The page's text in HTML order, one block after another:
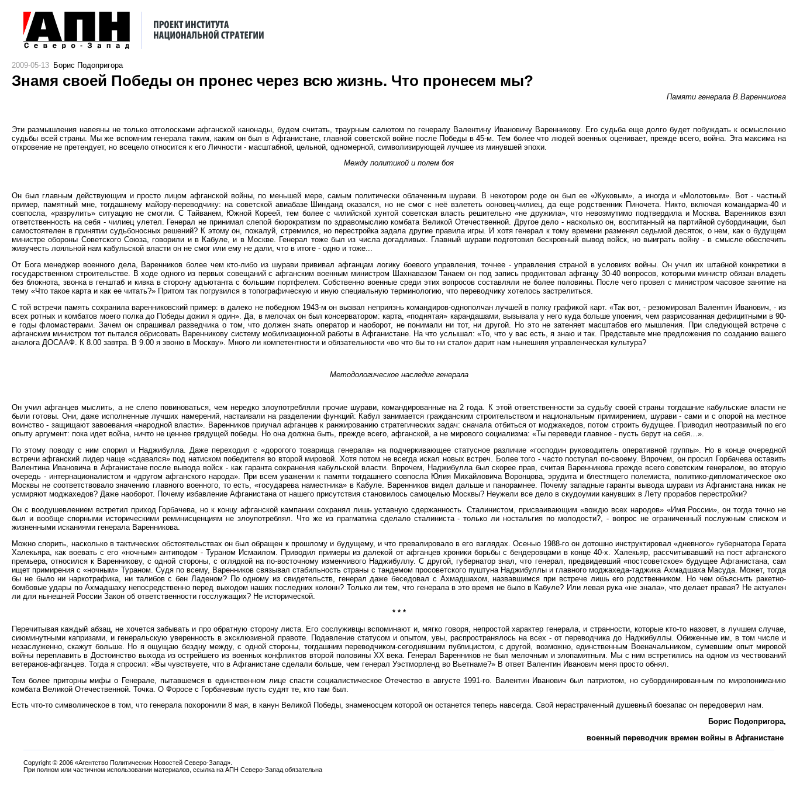
2009-05-13 Борис Подопригора
Знамя своей Победы он пронес через всю жизнь. Что пронесем мы?
Памяти генерала В.Варенникова
Эти размышления навеяны не только отголосками афганской канонады, будем считать, траурным салютом по генералу Валентину Ивановичу Варенникову. Его судьба еще долго будет побуждать к осмыслению
судьбы всей страны. Мы же вспомним генерала таким, каким он был в Афганистане, главной советской войне после Победы в 45-м. Тем более что людей военных оценивает, прежде всего, война. Эта максима на
откровение не претендует, но всецело относится к его Личности - масштабной, цельной, одномерной, символизирующей лучшее из минувшей эпохи.
Между политикой и полем боя
Он был главным действующим и просто лицом афганской войны, по меньшей мере, самым политически облаченным шурави. В некотором роде он был ее «Жуковым», а иногда и «Молотовым». Вот - частный
пример, памятный мне, тогдашнему майору-переводчику: на советской авиабазе Шинданд оказался, но не смог с неё взлететь ооновец-чилиец, да еще родственник Пиночета. Никто, включая командарма-40 и
совпосла, «разрулить» ситуацию не смогли. С Тайванем, Южной Кореей, тем более с чилийской хунтой советская власть решительно «не дружила», что невозмутимо подтвердила и Москва. Варенников взял
ответственность на себя - чилиец улетел. Генерал не принимал слепой бюрократизм по здравомыслию комбата Великой Отечественной. Другое дело - насколько он, воспитанный на партийной субординации, был
самостоятелен в принятии судьбоносных решений? К этому он, пожалуй, стремился, но перестройка задала другие правила игры. И хотя генерал к тому времени разменял седьмой десяток, о нем, как о будущем
министре обороны Советского Союза, говорили и в Кабуле, и в Москве. Генерал тоже был из числа догадливых. Главный шурави подготовил бескровный вывод войск, но выиграть войну - в смысле обеспечить
живучесть лояльной нам кабульской власти он не смог или ему не дали, что в итоге - одно и тоже...
От Бога менеджер военного дела, Варенников более чем кто-либо из шурави прививал афганцам логику боевого управления, точнее - управления страной в условиях войны. Он учил их штабной конкретики в
государственном строительстве. В ходе одного из первых совещаний с афганским военным министром Шахнавазом Танаем он под запись продиктовал афганцу 30-40 вопросов, которыми министр обязан владеть
без блокнота, звонка в генштаб и кивка в сторону адъютанта с большим портфелем. Собственно военные среди этих вопросов составляли не более половины. После чего провел с министром часовое занятие на
тему «Что такое карта и как ее читать?» Притом так погрузился в топографическую и иную специальную терминологию, что переводчику хотелось застрелиться.
С той встречи память сохранила варенниковский пример: в далеко не победном 1943-м он вызвал неприязнь командиров-однополчан лучшей в полку графикой карт. «Так вот, - резюмировал Валентин Иванович, - из
всех ротных и комбатов моего полка до Победы дожил я один». Да, в мелочах он был консерватором: карта, «поднятая» карандашами, вызывала у него куда больше упоения, чем разрисованная дефицитными в 90-
е годы фломастерами. Зачем он спрашивал разведчика о том, что должен знать оператор и наоборот, не понимали ни тот, ни другой. Но это не затеняет масштабов его мышления. При следующей встрече с
афганским министром тот пытался обрисовать Варенникову систему мобилизационной работы в Афганистане. На что услышал: «То, что у вас есть, я знаю и так. Представьте мне предложения по созданию вашего
аналога ДОСААФ. К 8.00 завтра. В 9.00 я звоню в Москву». Много ли компетентности и обязательности «во что бы то ни стало» дарит нам нынешняя управленческая культура?
Методологическое наследие генерала
Он учил афганцев мыслить, а не слепо повиноваться, чем нередко злоупотребляли прочие шурави, командированные на 2 года. К этой ответственности за судьбу своей страны тогдашние кабульские власти не
были готовы. Они, даже исполненные лучших намерений, настаивали на разделении функций: Кабул занимается гражданским строительством и национальным примирением, шурави - сами и с опорой на местное
воинство - защищают завоевания «народной власти». Варенников приучал афганцев к ранжированию стратегических задач: сначала отбиться от моджахедов, потом строить будущее. Приводил неотразимый по его
опыту аргумент: пока идет война, ничто не ценнее грядущей победы. Но она должна быть, прежде всего, афганской, а не мирового социализма: «Ты переведи главное - пусть берут на себя…».
По этому поводу с ним спорил и Наджибулла. Даже переходил с «дорогого товарища генерала» на подчеркивающее статусное различие «господин руководитель оперативной группы». Но в конце очередной
встречи афганский лидер чаще «сдавался» под натиском победителя во второй мировой. Хотя потом не всегда искал новых встреч. Более того - часто поступал по-своему. Впрочем, он просил Горбачева оставить
Валентина Ивановича в Афганистане после вывода войск - как гаранта сохранения кабульской власти. Впрочем, Наджибулла был скорее прав, считая Варенникова прежде всего советским генералом, во вторую
очередь - интернационалистом и «другом афганского народа». При всем уважении к памяти тогдашнего совпосла Юлия Михайловича Воронцова, эрудита и блестящего полемиста, политико-дипломатическое око
Москвы не соответствовало значению главного военного, то есть, «государева наместника» в Кабуле. Варенников видел дальше и панорамнее. Почему западные гаранты вывода шурави из Афганистана никак не
усмиряют моджахедов? Даже наоборот. Почему избавление Афганистана от нашего присутствия становилось самоцелью Москвы? Неужели все дело в скудоумии канувших в Лету прорабов перестройки?
Он с воодушевлением встретил приход Горбачева, но к концу афганской кампании сохранял лишь уставную сдержанность. Сталинистом, присваивающим «вождю всех народов» «Имя России», он тогда точно не
был и вообще спорными историческими реминисценциям не злоупотреблял. Что же из прагматика сделало сталиниста - только ли ностальгия по молодости?, - вопрос не ограниченный послужным списком и
жизненными исканиями генерала Варенникова.
Можно спорить, насколько в тактических обстоятельствах он был обращен к прошлому и будущему, и что превалировало в его взглядах. Осенью 1988-го он дотошно инструктировал «дневного» губернатора Герата
Халекьяра, как воевать с его «ночным» антиподом - Тураном Исмаилом. Приводил примеры из далекой от афганцев хроники борьбы с бендеровцами в конце 40-х. Халекьяр, рассчитывавший на пост афганского
премьера, относился к Варенникову, с одной стороны, с оглядкой на по-восточному изменчивого Наджибуллу. С другой, губернатор знал, что генерал, предвидевший «постсоветское» будущее Афганистана, сам
ищет примирения с «ночным» Тураном. Судя по всему, Варенников связывал стабильность страны с тандемом просоветского пуштуна Наджибуллы и главного моджахеда-таджика Ахмадшаха Масуда. Может, тогда
бы не было ни наркотрафика, ни талибов с бен Ладеном? По одному из свидетельств, генерал даже беседовал с Ахмадшахом, назвавшимся при встрече лишь его родственником. Но чем объяснить ракетно-
бомбовые удары по Ахмадшаху непосредственно перед выходом наших последних колонн? Только ли тем, что генерала в это время не было в Кабуле? Или левая рука «не знала», что делает правая? Не актуален
ли для нынешней России Закон об ответственности госслужащих? Не исторической.
* * *
Перечитывая каждый абзац, не хочется забывать и про обратную сторону листа. Его сослуживцы вспоминают и, мягко говоря, непростой характер генерала, и странности, которые кто-то назовет, в лучшем случае,
сиюминутными капризами, и генеральскую уверенность в эксклюзивной правоте. Подавление статусом и опытом, увы, распространялось на всех - от переводчика до Наджибуллы. Обиженные им, в том числе и
незаслуженно, скажут больше. Но я ощущаю бездну между, с одной стороны, тогдашним переводчиком-сегодняшним публицистом, с другой, возможно, единственным Военачальником, сумевшим опыт мировой
войны переплавить в Достоинство выхода из острейшего из военных конфликтов второй половины ХХ века. Генерал Варенников не был мелочным и злопамятным. Мы с ним встретились на одном из чествований
ветеранов-афганцев. Тогда я спросил: «Вы чувствуете, что в Афганистане сделали больше, чем генерал Уэстморленд во Вьетнаме?» В ответ Валентин Иванович меня просто обнял.
Тем более приторны мифы о Генерале, пытавшемся в единственном лице спасти социалистическое Отечество в августе 1991-го. Валентин Иванович был патриотом, но субординированным по миропониманию
комбата Великой Отечественной. Точка. О Форосе с Горбачевым пусть судят те, кто там был.
Есть что-то символическое в том, что генерала похоронили 8 мая, в канун Великой Победы, знаменосцем которой он останется теперь навсегда. Свой нерастраченный душевный боезапас он передоверил нам.
Борис Подопригора,
военный переводчик времен войны в Афганистане
Copyright © 2006 «Агентство Политических Новостей Северо-Запад».
При полном или частичном использовании материалов, ссылка на АПН Северо-Запад обязательна